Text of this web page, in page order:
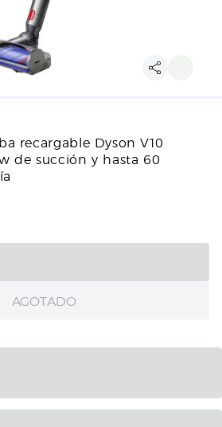
recargable Dyson V10
de succión y hasta 60
AGOTADO